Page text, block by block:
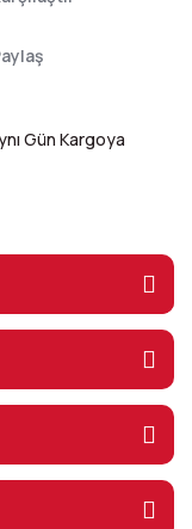
Gün Kargoya